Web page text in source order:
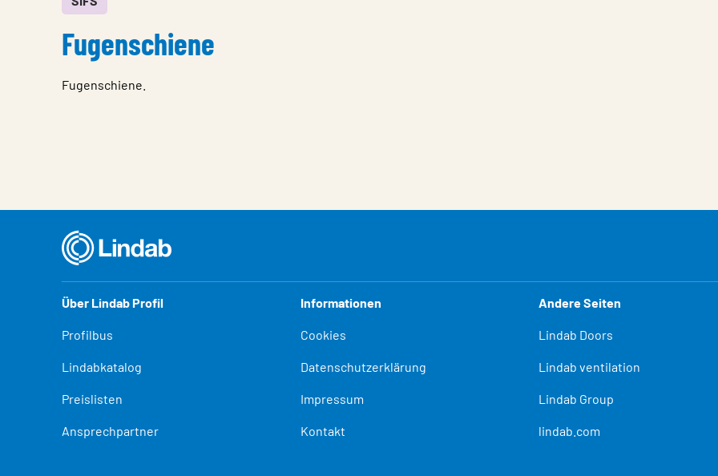
Fugenschiene
Fugenschiene.
Über Lindab Profil
Profilbus
Lindabkatalog
Preislisten
Ansprechpartner
Informationen
Cookies
Datenschutzerklärung
Impressum
Kontakt
Andere Seiten
Lindab Doors
Lindab ventilation
Lindab Group
lindab.com